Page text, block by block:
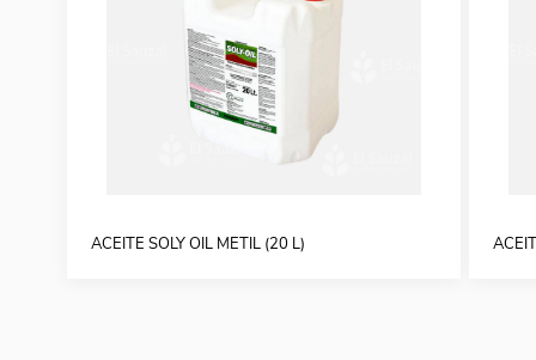
ACEITE SOLY OIL METIL (20 L)